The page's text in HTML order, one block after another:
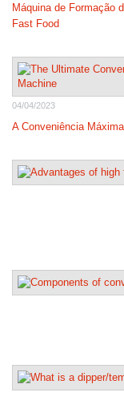
Máquina de Formação
Fast Food
04/04/2023
A Conveniência